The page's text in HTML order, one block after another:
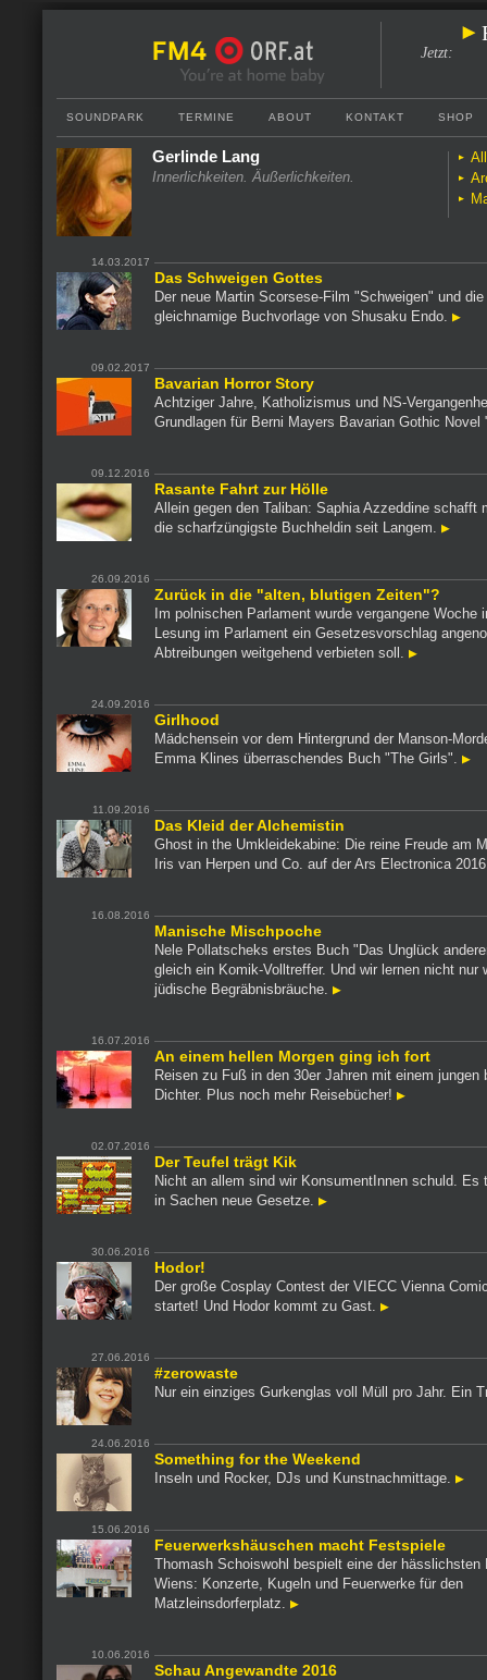
Jetzt:
SOUNDPARK TERMINE ABOUT KONTAKT SHOP
Gerlinde Lang
Innerlichkeiten. Äußerlichkeiten.
14.03.2017
Das Schweigen Gottes
Der neue Martin Scorsese-Film "Schweigen" und die
gleichnamige Buchvorlage von Shusaku Endo.
09.02.2017
Bavarian Horror Story
Achtziger Jahre, Katholizismus und NS-
Grundlagen für Berni Mayers Bavarian Gothic
09.12.2016
Rasante Fahrt zur Hölle
Allein gegen den Taliban: Saphia Azzeddine schafft
die scharfzüngigste Buchheldin seit Langem.
26.09.2016
Zurück in die "alten, blutigen Zeiten"?
Im polnischen Parlament wurde vergangene Woche
Lesung im Parlament ein Gesetzesvorschlag
Abtreibungen weitgehend verbieten soll.
24.09.2016
Girlhood
Mädchensein vor dem Hintergrund der Manson-
Emma Klines überraschendes Buch "The Girls".
11.09.2016
Das Kleid der Alchemistin
Ghost in the Umkleidekabine: Die reine Freude am
Iris van Herpen und Co. auf der Ars Electronica
16.08.2016
Manische Mischpoche
Nele Pollatscheks erstes Buch "Das Unglück
gleich ein Komik-Volltreffer. Und wir lernen nicht nur
jüdische Begräbnisbräuche.
16.07.2016
An einem hellen Morgen ging ich fort
Reisen zu Fuß in den 30er Jahren mit einem jungen
Dichter. Plus noch mehr Reisebücher!
02.07.2016
Der Teufel trägt Kik
Nicht an allem sind wir KonsumentInnen schuld. Es
in Sachen neue Gesetze.
30.06.2016
Hodor!
Der große Cosplay Contest der VIECC Vienna
startet! Und Hodor kommt zu Gast.
27.06.2016
#zerowaste
Nur ein einziges Gurkenglas voll Müll pro Jahr. Ein
24.06.2016
Something for the Weekend
Inseln und Rocker, DJs und Kunstnachmittage.
15.06.2016
Feuerwerkshäuschen macht Festspiele
Thomash Schoiswohl bespielt eine der hässlichsten
Wiens: Konzerte, Kugeln und Feuerwerke für den
Matzleinsdorferplatz.
10.06.2016
Schau Angewandte 2016